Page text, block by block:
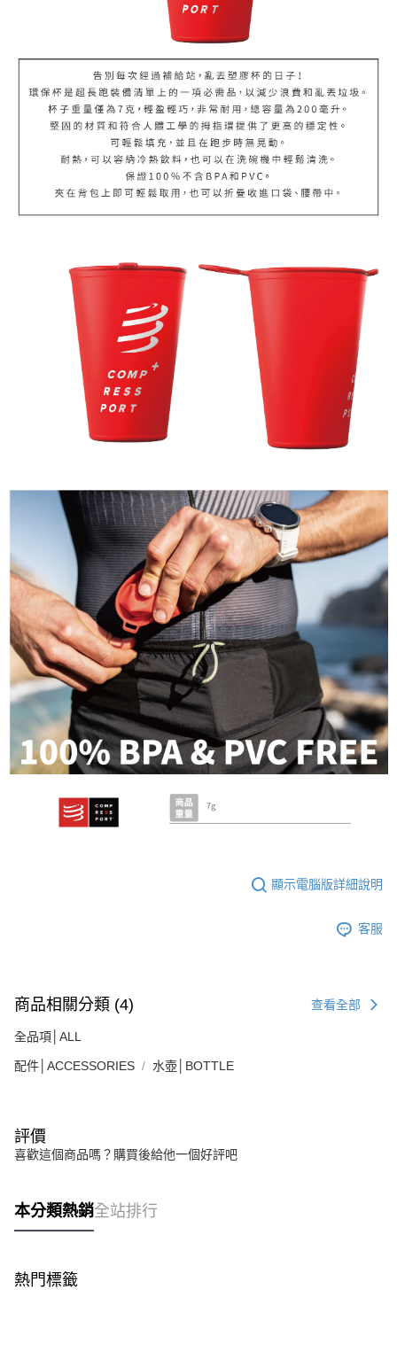
顯示電腦版詳細說明
客服
商品相關分類 (4) 查看全部
全品項│ALL
配件│ACCESSORIES 水壺│BOTTLE
評價
喜歡這個商品嗎？購買後給他一個好評吧
本分類熱銷全站排行
熱門標籤